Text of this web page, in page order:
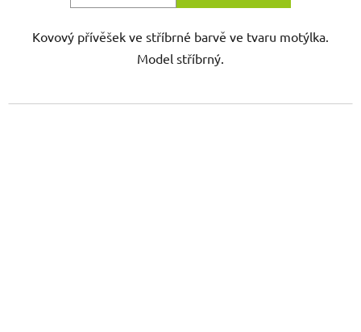
Kovový přívěšek ve stříbrné barvě ve tvaru motýlka.
Model stříbrný.